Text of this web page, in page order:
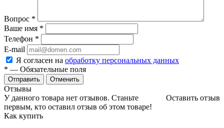
Вопрос *
Ваше имя *
Телефон *
E-mail
Я согласен на обработку персональных данных
* — Обязательные поля
Отменить
Отзывы
Оставить отзыв
У данного товара нет отзывов. Станьте
первым, кто оставил отзыв об этом товаре!
Как купить